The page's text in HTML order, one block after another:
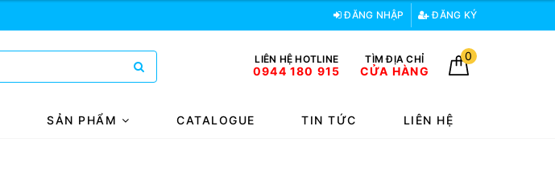
ĐĂNG NHẬP ĐĂNG KÝ
LIÊN HỆ HOTLINE
0944 180 915
TÌM ĐỊA CHỈ
CỬA HÀNG
0
SẢN PHẨM CATALOGUE TIN TỨC LIÊN HỆ